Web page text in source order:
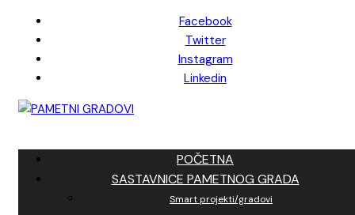
content
Facebook
Twitter
Instagram
Linkedin
POČETNA
SASTAVNICE PAMETNOG GRADA
Smart projekti/gradovi